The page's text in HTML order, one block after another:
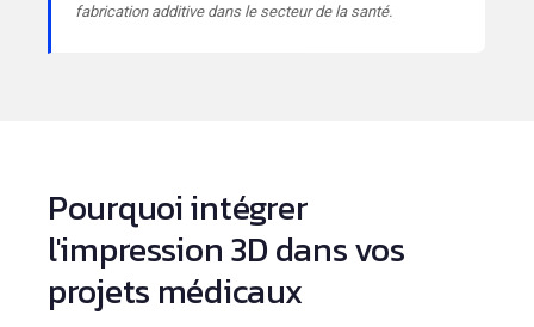
fabrication additive dans le secteur de la santé.
Pourquoi intégrer
l'impression 3D dans vos
projets médicaux